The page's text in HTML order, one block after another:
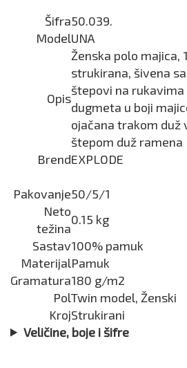
Šifra50.039.
ModelUNA
Opis
Ženska polo majica,
strukirana, šivena
štepovi na rukavima
dugmeta u boji
ojačana trakom duž
štepom duž ramena
BrendEXPLODE
Pakovanje50/5/1
Neto
težina
0.15 kg
Sastav100% pamuk
MaterijalPamuk
Gramatura180 g/m2
PolTwin model, Ženski
KrojStrukirani
Veličine, boje i šifre